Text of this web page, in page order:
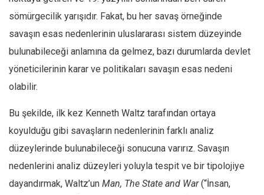
sömürgecilik yarışıdır. Fakat, bu her savaş örneğinde
savaşın esas nedenlerinin uluslararası sistem düzeyinde
bulunabileceği anlamına da gelmez, bazı durumlarda devlet
yöneticilerinin karar ve politikaları savaşın esas nedeni
olabilir.
Bu şekilde, ilk kez Kenneth Waltz tarafından ortaya
koyulduğu gibi savaşların nedenlerinin farklı analiz
düzeylerinde bulunabileceği sonucuna varırız. Savaşın
nedenlerini analiz düzeyleri yoluyla tespit ve bir tipolojiye
dayandırmak, Waltz’un Man, The State and War(“İnsan,